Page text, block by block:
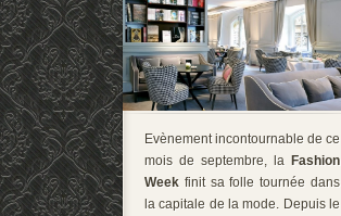
Evènement incontournable de ce
mois de septembre, la Fashion
Week finit sa folle tournée dans
la capitale de la mode. Depuis le